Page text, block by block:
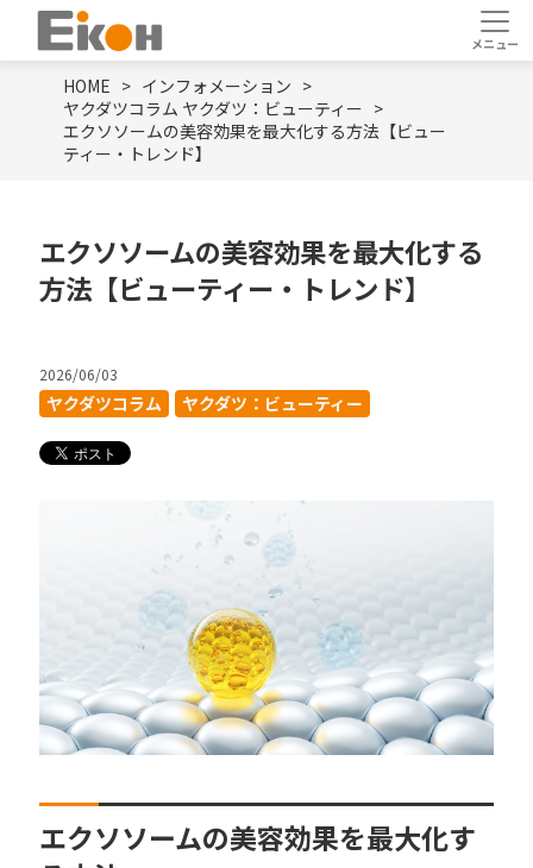
HOME
インフォメーション
ヤクダツコラム ヤクダツ：ビューティー
エクソソームの美容効果を最大化する方法【ビュー
ティー・トレンド】
エクソソームの美容効果を最大化する
方法【ビューティー・トレンド】
2026/06/03
ヤクダツコラム ヤクダツ：ビューティー
エクソソームの美容効果を最大化す